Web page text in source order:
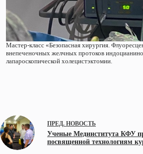
Мастер-класс «Безопасная хирургия.
внепеченочных желчных протоков
лапароскопической холецистэктомии.
ПРЕД. НОВОСТЬ
Ученые Мединститута КФУ
посвященной технологиям